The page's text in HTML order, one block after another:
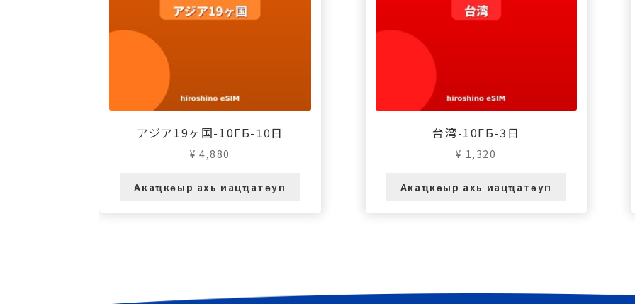
アジア19ヶ国-10ГБ-10日
¥ 4,880
Акаҵкәыр ахь иацҵатәуп
台湾-10ГБ-3日
¥ 1,320
Акаҵкәыр ахь иацҵатәуп